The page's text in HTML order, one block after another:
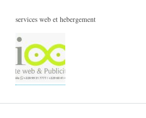
services web et hebergement